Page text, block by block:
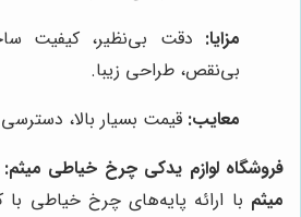
مزایا: دقت بی‌نظیر، کیفیت
بی‌نقص، طراحی زیبا.
معایب: قیمت بسیار بالا،
فروشگاه لوازم یدکی چرخ خیاطی میثم:
میثم با ارائه پایه‌های چرخ خیاطی